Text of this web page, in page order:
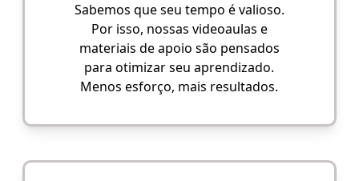
Sabemos que seu tempo é valioso.
Por isso, nossas videoaulas e
materiais de apoio são pensados
para otimizar seu aprendizado.
Menos esforço, mais resultados.